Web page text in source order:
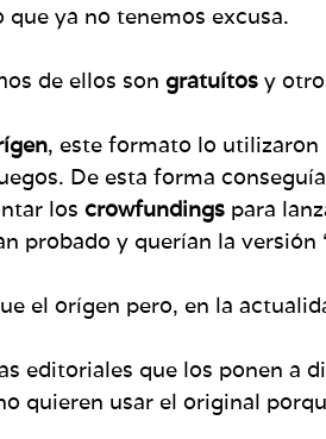
que ya no tenemos excusa.
de ellos son gratuítos y
, este formato lo utilizaron
De esta forma
los crowfundings para
probado y querían la versión
el orígen pero, en la
editoriales que los ponen a
quieren usar el original